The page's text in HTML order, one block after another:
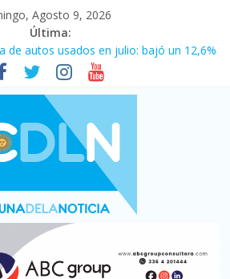
Agosto 9, 2026
Última:
de autos usados en julio: bajó un 12,6%
un récord histórico de exportaciones en
nivel más alto en dos décadas y ya
en Santa Fe
cerraron 41.000 kioscos: el sector
con más movimiento y consumo
personas viajaron por el país, un 5,9%